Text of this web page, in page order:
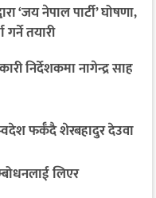
‘जय नेपाल पार्टी’ घोषणा,
तयारी
निर्देशकमा नागेन्द्र साह
फर्कँदै शेरबहादुर देउवा
लिएर